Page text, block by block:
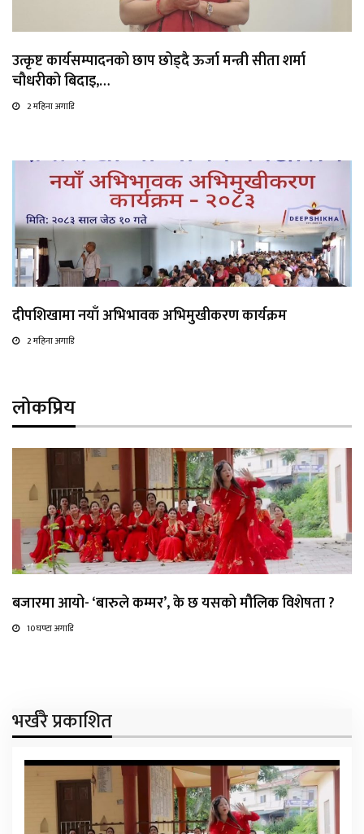
उत्कृष्ट कार्यसम्पादनको छाप छोड्दै ऊर्जा मन्त्री सीता शर्मा
चौधरीको बिदाइ,…
2 महिना अगाडि
दीपशिखामा नयाँ अभिभावक अभिमुखीकरण कार्यक्रम
2 महिना अगाडि
लोकप्रिय
बजारमा आयो- ‘बारुले कम्मर’, के छ यसको मौलिक विशेषता ?
10 घण्टा अगाडि
भर्खरै प्रकाशित